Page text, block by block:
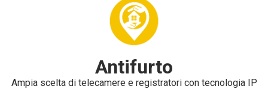
Antifurto
Ampia scelta di telecamere e registratori con tecnologia IP